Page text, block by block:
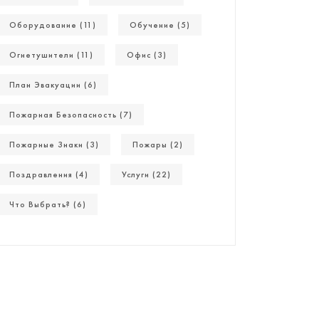
Оборудование (11) Обучение (5)
Огнетушители (11) Офис (3)
План Эвакуации (6)
Пожарная Безопасность (7)
Пожарные Знаки (3) Пожары (2)
Поздравления (4) Услуги (22)
Что Выбрать? (6)